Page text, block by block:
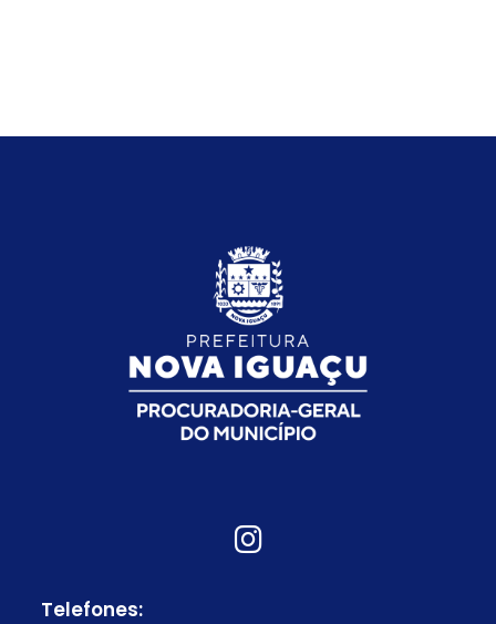
Telefones: